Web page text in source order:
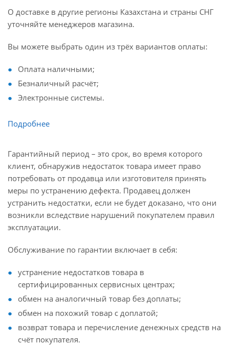
О доставке в другие регионы Казахстана и страны СНГ
уточняйте менеджеров магазина.
Вы можете выбрать один из трёх вариантов оплаты:
Оплата наличными;
Безналичный расчёт;
Электронные системы.
Подробнее
Гарантийный период – это срок, во время которого
клиент, обнаружив недостаток товара имеет право
потребовать от продавца или изготовителя принять
меры по устранению дефекта. Продавец должен
устранить недостатки, если не будет доказано, что они
возникли вследствие нарушений покупателем правил
эксплуатации.
Обслуживание по гарантии включает в себя:
устранение недостатков товара в
сертифицированных сервисных центрах;
обмен на аналогичный товар без доплаты;
обмен на похожий товар с доплатой;
возврат товара и перечисление денежных средств на
счёт покупателя.